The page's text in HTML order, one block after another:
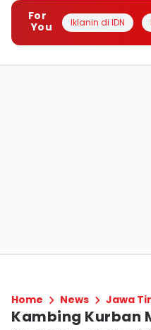
For
You
Iklanin di IDN
Home News Jawa
Kambing Kurban